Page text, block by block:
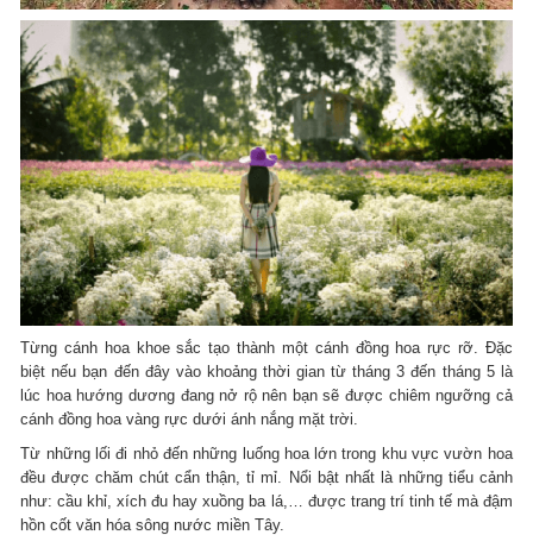
Từng cánh hoa khoe sắc tạo thành một cánh đồng hoa rực rỡ. Đặc
biệt nếu bạn đến đây vào khoảng thời gian từ tháng 3 đến tháng 5 là
lúc hoa hướng dương đang nở rộ nên bạn sẽ được chiêm ngưỡng cả
cánh đồng hoa vàng rực dưới ánh nắng mặt trời.
Từ những lối đi nhỏ đến những luống hoa lớn trong khu vực vườn hoa
đều được chăm chút cẩn thận, tỉ mỉ. Nổi bật nhất là những tiểu cảnh
như: cầu khỉ, xích đu hay xuồng ba lá,… được trang trí tinh tế mà đậm
hồn cốt văn hóa sông nước miền Tây.